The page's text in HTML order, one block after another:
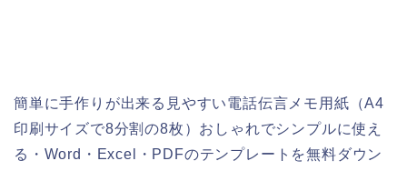
簡単に手作りが出来る見やすい電話伝言メモ用紙（A4
印刷サイズで8分割の8枚）おしゃれでシンプルに使え
る・Word・Excel・PDFのテンプレートを無料ダウン